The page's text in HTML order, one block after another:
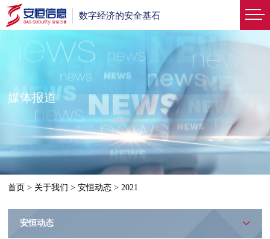
数字经济的安全基石
媒体报道
首页 > 关于我们 >安恒动态 >2021
安恒动态